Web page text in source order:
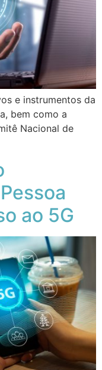
e instrumentos da
bem como a
Nacional de
ao 5G